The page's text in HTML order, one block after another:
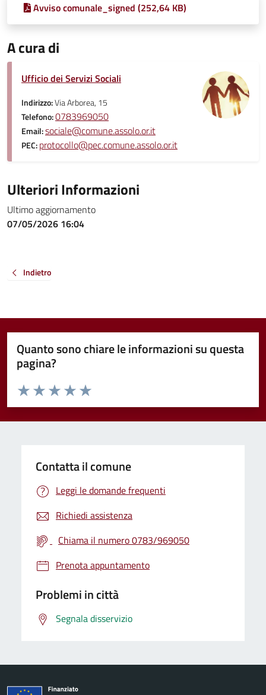
Avviso comunale_signed (252,64 KB)
A cura di
Ufficio dei Servizi Sociali
Indirizzo:Via Arborea, 15
Telefono:0783969050
Email:sociale@comune.assolo.or.it
PEC:protocollo@pec.comune.assolo.or.it
Ulteriori Informazioni
Ultimo aggiornamento
07/05/2026 16:04
Indietro
Quanto sono chiare le informazioni su questa
pagina?
Valuta da 1 a 5 stelle la pagina
Valuta 5 stelle su 5
Valuta 4 stelle su 5
Valuta 3 stelle su 5
Valuta 2 stelle su 5
Valuta 1 stelle su 5
Contatta il comune
Leggi le domande frequenti
Richiedi assistenza
Chiama il numero 0783/969050
Prenota appuntamento
Problemi in città
Segnala disservizio